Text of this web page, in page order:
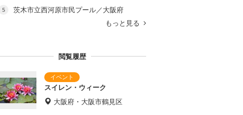
5
茨木市立西河原市民プール／大阪府
もっと見る
閲覧履歴
スイレン・ウィーク
大阪府・大阪市鶴見区